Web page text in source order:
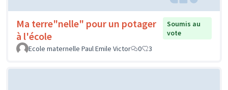
Ma terre"nelle" pour un potager
à l'école
Soumis au
vote
Ecole maternelle Paul Emile Victor
0 3